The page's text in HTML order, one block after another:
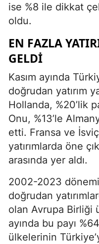
ise %8 ile dikkat
oldu.
EN FAZLA
GELDI
Kasım ayında
doğrudan yatırım
Hollanda, %20’lik
Onu, %13’le
etti. Fransa ve
yatırımlarda öne
arasında yer aldı.
2002-2023
doğrudan
olan Avrupa Birliği
ayında bu payı
ülkelerinin